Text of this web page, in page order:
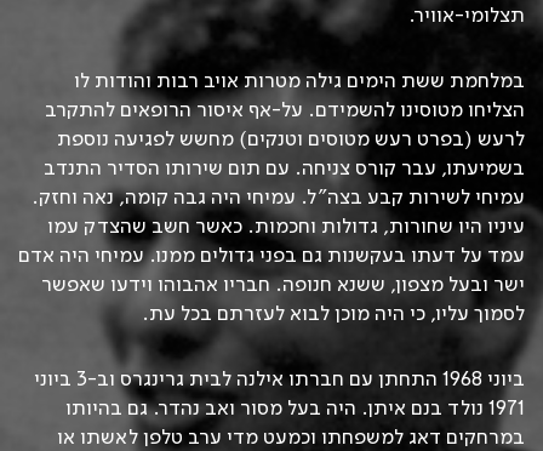
תצלומי-אוויר.
במלחמת ששת הימים גילה מטרות אויב רבות והודות לו
הצליחו מטוסינו להשמידם. על-אף איסור הרופאים להתקרב
לרעש (בפרט רעש מטוסים וטנקים) מחשש לפגיעה נוספת
בשמיעתו, עבר קורס צניחה. עם תום שירותו הסדיר התנדב
עמיחי לשירות קבע בצה”ל. עמיחי היה גבה קומה, נאה וחזק.
עיניו היו שחורות, גדולות וחכמות. כאשר חשב שהצדק עמו
עמד על דעתו בעקשנות גם בפני גדולים ממנו. עמיחי היה אדם
ישר ובעל מצפון, ששנא חנופה. חבריו אהבוהו וידעו שאפשר
לסמוך עליו, כי היה מוכן לבוא לעזרתם בכל עת.
ביוני 1968 התחתן עם חברתו אילנה לבית גרינגרס וב-3 ביוני
1971 נולד בנם איתן. היה בעל מסור ואב נהדר. גם בהיותו
במרחקים דאג למשפחתו וכמעט מדי ערב טלפן לאשתו או